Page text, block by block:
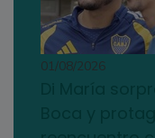
01/08/2026